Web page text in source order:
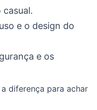
casual.
e o design do
e os
diferença para achar